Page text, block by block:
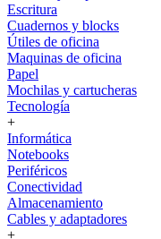
Escritura
Cuadernos y blocks
Útiles de oficina
Maquinas de oficina
Papel
Mochilas y cartucheras
Tecnología
+
Informática
Notebooks
Periféricos
Conectividad
Almacenamiento
Cables y adaptadores
+